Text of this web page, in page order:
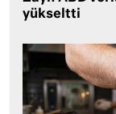
yükseltti